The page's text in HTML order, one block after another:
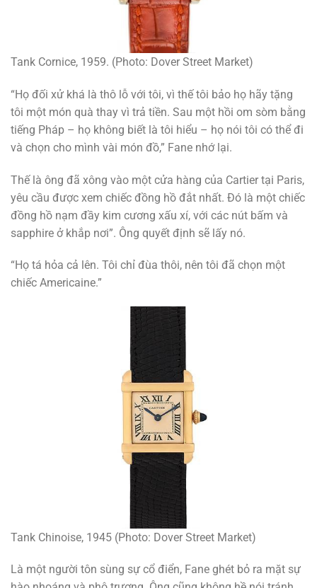
Tank Cornice, 1959. (Photo: Dover Street Market)
“Họ đối xử khá là thô lỗ với tôi, vì thế tôi bảo họ hãy tặng
tôi một món quà thay vì trả tiền. Sau một hồi om sòm bằng
tiếng Pháp – họ không biết là tôi hiểu – họ nói tôi có thể đi
và chọn cho mình vài món đồ,” Fane nhớ lại.
Thế là ông đã xông vào một cửa hàng của Cartier tại Paris,
yêu cầu được xem chiếc đồng hồ đắt nhất. Đó là một chiếc
đồng hồ nạm đầy kim cương xấu xí, với các nút bấm và
sapphire ở khắp nơi”. Ông quyết định sẽ lấy nó.
“Họ tá hỏa cả lên. Tôi chỉ đùa thôi, nên tôi đã chọn một
chiếc Americaine.”
Tank Chinoise, 1945 (Photo: Dover Street Market)
Là một người tôn sùng sự cổ điển, Fane ghét bỏ ra mặt sự